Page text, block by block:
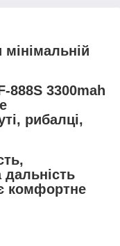
888S 3300mah
рибалці,
комфортне